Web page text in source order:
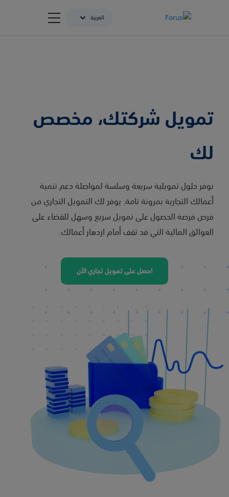
العربية
تمويل شركتك، مخصص
لك
نوفر حلول تمويلية سريعة وسلسة لمواصلة دعم تنمية
أعمالك التجارية بمرونة تامة. يوفر لك التمويل التجاري من
فرص فرصة الحصول على تمويل سريع وسهل للقضاء على
العوائق المالية التي قد تقف أمام ازدهار أعمالك.
احصل على تمويل تجاري الآن